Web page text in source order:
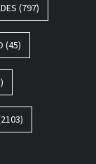
(797)
(45)